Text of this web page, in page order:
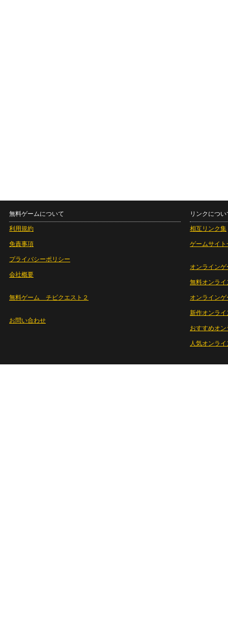
無料ゲームについて
利用規約
免責事項
プライバシーポリシー
会社概要
無料ゲーム チビクエスト２
お問い合わせ
リンクについ
相互リンク集
ゲームサイト
オンラインゲ
無料オンライ
オンライン
新作オンライ
おすすめオ
人気オンラ